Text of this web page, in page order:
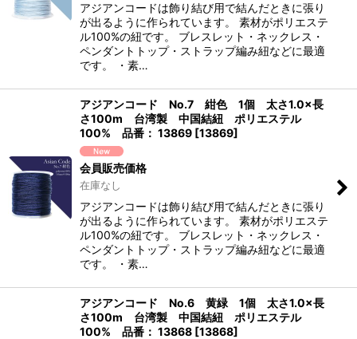
アジアンコードは飾り結び用で結んだときに張り
が出るように作られています。 素材がポリエステ
ル100%の紐です。 ブレスレット・ネックレス・
ペンダントトップ・ストラップ編み紐などに最適
です。 ・素…
アジアンコード No.7 紺色 1個 太さ1.0×長
さ100m 台湾製 中国結紐 ポリエステル
100% 品番： 13869 [13869]
会員販売価格
在庫なし
アジアンコードは飾り結び用で結んだときに張り
が出るように作られています。 素材がポリエステ
ル100%の紐です。 ブレスレット・ネックレス・
ペンダントトップ・ストラップ編み紐などに最適
です。 ・素…
アジアンコード No.6 黄緑 1個 太さ1.0×長
さ100m 台湾製 中国結紐 ポリエステル
100% 品番： 13868 [13868]